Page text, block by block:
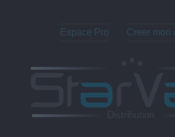
Espace Pro Creer mon